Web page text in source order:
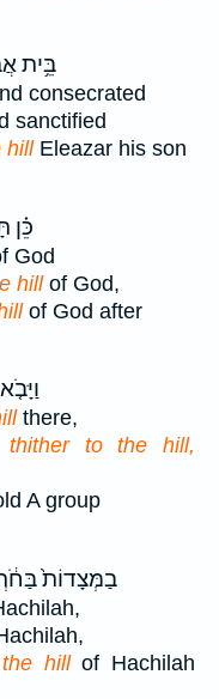
בֵּ֥ית
consecrated
sanctified
hillEleazar his son
כֵּ֗ן
God
hillof God,
of God after
there,
thither to the hill,
A group
בַמְּצָדוֹת֙
the hillof Hachilah